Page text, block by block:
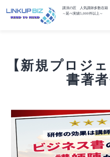
講演の匠 人気講師多数在籍
～延べ実績5,000件以上～
【新規プロジ
書著者